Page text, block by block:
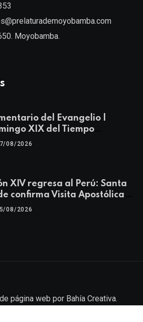
Moyobamba.
del Evangelio |
XIX del Tiempo
| Mateo 14, 22-23
08/2026
XIV regresa al Perú: Santa
confirma Visita Apostólica
al 17 de noviembre
08/2026
página web por Bahía Creativa.